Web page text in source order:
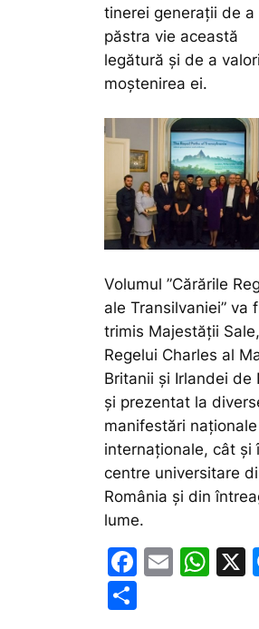
tinerei generații de a
păstra vie această
legătură și de a
moștenirea ei.
Volumul ”Cărările
ale Transilvaniei” va
trimis Majestății Sale,
Regelui Charles al
Britanii și Irlandei de
și prezentat la
manifestări
internaționale, cât și
centre universitare
România și din
lume.
F
E
W